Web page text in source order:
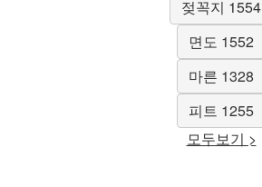
젖꼭지 1554
면도 1552
마른 1328
피트 1255
모두보기 >